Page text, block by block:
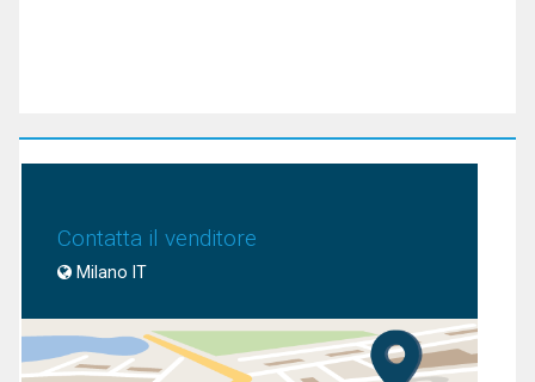
Contatta il venditore
Milano IT